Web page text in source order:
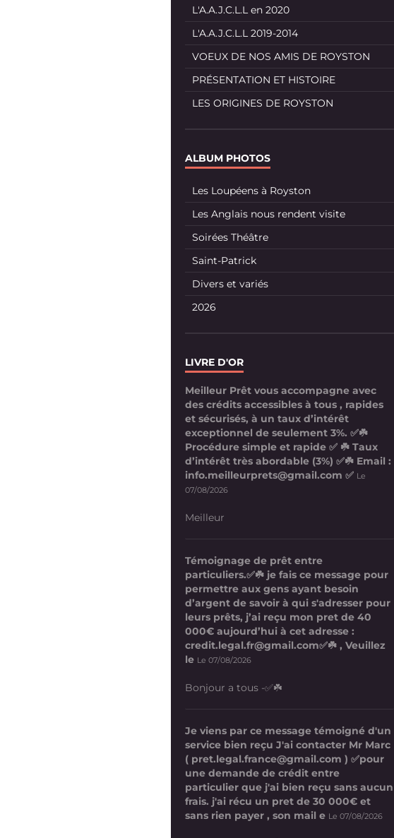
L'A.A.J.C.L.L en 2020
L'A.A.J.C.L.L 2019-2014
VOEUX DE NOS AMIS DE ROYSTON
PRÉSENTATION ET HISTOIRE
LES ORIGINES DE ROYSTON
ALBUM PHOTOS
Les Loupéens à Royston
Les Anglais nous rendent visite
Soirées Théâtre
Saint-Patrick
Divers et variés
2026
LIVRE D'OR
Meilleur Prêt vous accompagne avec
des crédits accessibles à tous , rapides
et sécurisés, à un taux d’intérêt
exceptionnel de seulement 3%. ✅☘️
Procédure simple et rapide ✅ ☘️ Taux
d’intérêt très abordable (3%) ✅☘️ Email :
info.meilleurprets@gmail.com ✅ Le
07/08/2026
Meilleur
Témoignage de prêt entre
particuliers.✅☘️ je fais ce message pour
permettre aux gens ayant besoin
d’argent de savoir à qui s'adresser pour
leurs prêts, j’ai reçu mon pret de 40
000€ aujourd’hui à cet adresse :
credit.legal.fr@gmail.com✅☘️ , Veuillez
le Le 07/08/2026
Bonjour a tous -✅☘️
Je viens par ce message témoigné d'un
service bien reçu J'ai contacter Mr Marc
( pret.legal.france@gmail.com ) ✅pour
une demande de crédit entre
particulier que j'ai bien reçu sans aucun
frais. j'ai récu un pret de 30 000€ et
sans rien payer , son mail e Le 07/08/2026